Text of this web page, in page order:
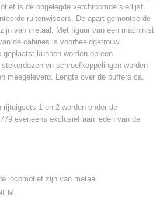
is de opgelegde verchroomde sierlijst
ruitenwissers. De apart gemonteerde
van metaal. Met figuur van een machinist
de cabines is voorbeeldgetrouw
kunnen worden op een
en schroefkoppelingen worden
meegeleverd. Lengte over de buffers ca.
rijtuigsets 1 en 2 worden onder de
eveneens exclusief aan leden van de
locomotief zijn van metaal.